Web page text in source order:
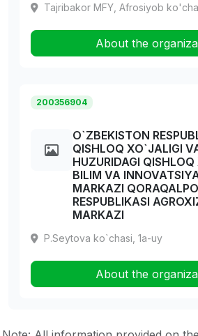
Tajribakor MFY, Afrosiyob
About the
200356904
O`ZBEKISTON
QISHLOQ XO`JALIGI
HUZURIDAGI
BILIM VA
MARKAZI
RESPUBLIKASI
MARKAZI
P.Seytova ko`chasi, 1a-uy
About the